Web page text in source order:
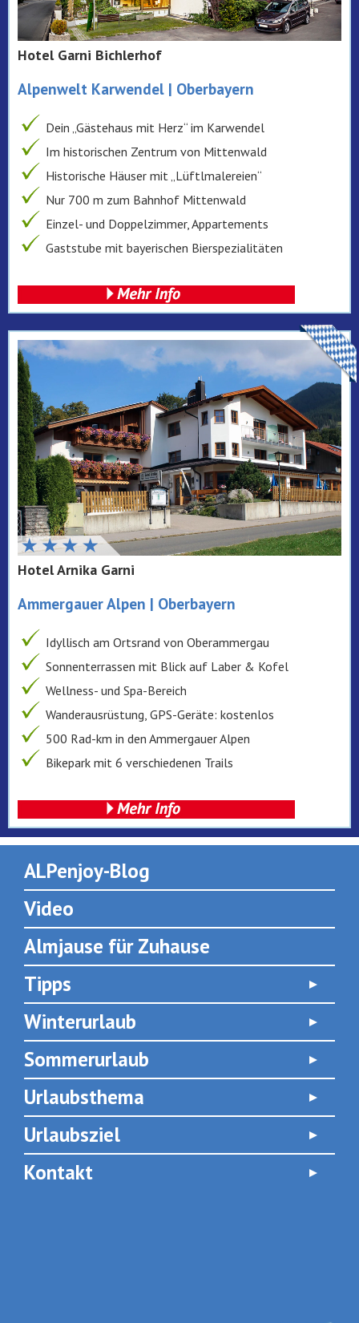
Hotel Garni Bichlerhof
Alpenwelt Karwendel | Oberbayern
Dein „Gästehaus mit Herz“ im Karwendel
Im historischen Zentrum von Mittenwald
Historische Häuser mit „Lüftlmalereien“
Nur 700 m zum Bahnhof Mittenwald
Einzel- und Doppelzimmer, Appartements
Gaststube mit bayerischen Bierspezialitäten
Hotel Arnika Garni
Ammergauer Alpen | Oberbayern
Idyllisch am Ortsrand von Oberammergau
Sonnenterrassen mit Blick auf Laber & Kofel
Wellness- und Spa-Bereich
Wanderausrüstung, GPS-Geräte: kostenlos
500 Rad-km in den Ammergauer Alpen
Bikepark mit 6 verschiedenen Trails
ALPenjoy-Blog
Video
Almjause für Zuhause
Tipps
Winterurlaub
Sommerurlaub
Urlaubsthema
Urlaubsziel
Kontakt